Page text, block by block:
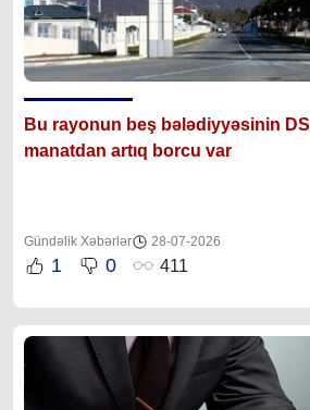
Bu rayonun beş bələdiyyəsinin
manatdan artıq borcu var
Gündəlik Xəbərlər 28-07-2026
1 0 411